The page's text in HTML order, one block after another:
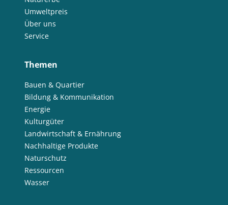
Umweltpreis
Über uns
Service
Themen
Bauen & Quartier
Bildung & Kommunikation
Energie
Kulturgüter
Landwirtschaft & Ernährung
Nachhaltige Produkte
Naturschutz
Ressourcen
Wasser